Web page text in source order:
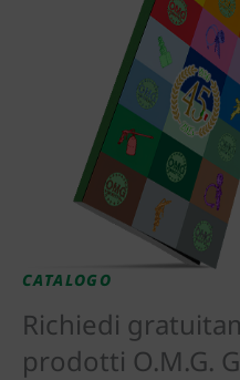
CATALOGO
Richiedi
prodotti O.M.G.